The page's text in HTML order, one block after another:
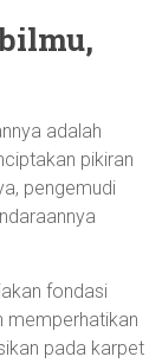
adalah
pikiran
pengemudi
fondasi
memperhatikan
pada karpet